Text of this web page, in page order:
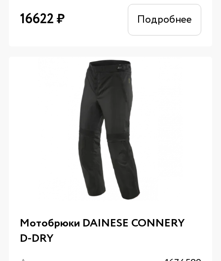
16622₽ Подробнее
Мотобрюки DAINESE CONNERY
D-DRY